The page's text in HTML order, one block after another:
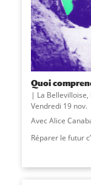
Quoi
La Bellevilloise,
Vendredi 19 nov.
Avec Alice
Réparer le futur